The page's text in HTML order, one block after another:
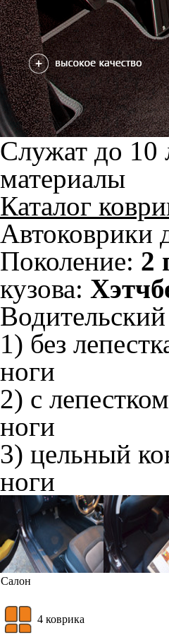
Служат до 10
материалы
Каталог
Автоковрики
Поколение: 2
кузова:
1) без
ноги
2) с
ноги
3) цельный
ноги
Салон
4 коврика